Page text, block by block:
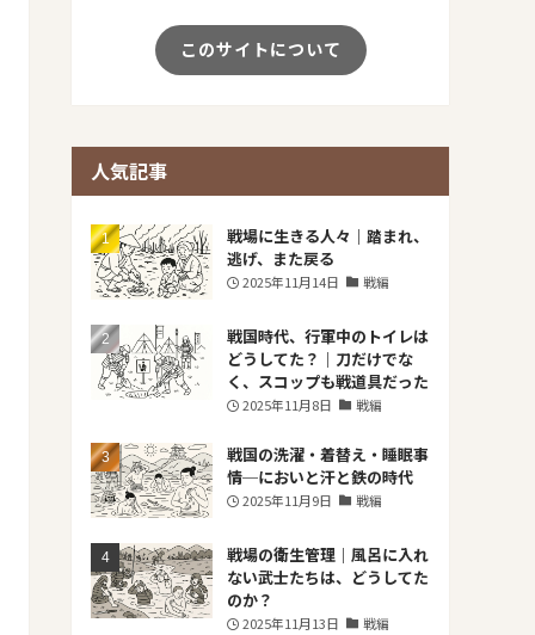
このサイトについて
人気記事
戦場に生きる人々｜踏まれ、
逃げ、また戻る
2025年11月14日 戦編
戦国時代、行軍中のトイレは
どうしてた？｜刀だけでな
く、スコップも戦道具だった
2025年11月8日 戦編
戦国の洗濯・着替え・睡眠事
情─においと汗と鉄の時代
2025年11月9日 戦編
戦場の衛生管理｜風呂に入れ
ない武士たちは、どうしてた
のか？
2025年11月13日 戦編